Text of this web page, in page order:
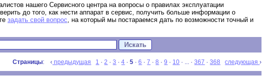
нашего Сервисного центра на вопросы о правилах эксплуатации
до того, как нести аппарат в сервис, получить больше информации о
задать свой вопрос , на который мы постараемся дать по возможности точный и
Страницы: ‹ предыдущая 1 · 2 ·3 ·4 ·5 ·6 ·7 ·8 ·9 · 10 · ... ·367 ·368 следующая›